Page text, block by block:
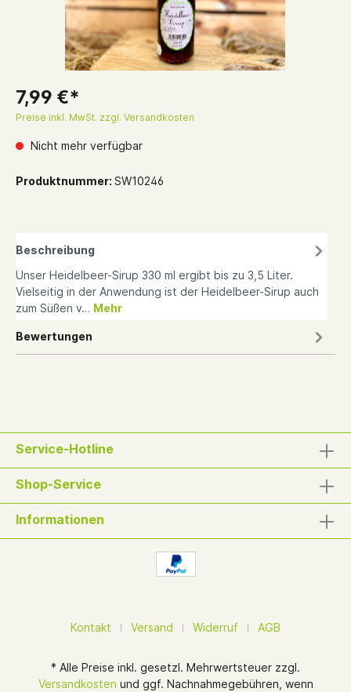
7,99 €*
Preise inkl. MwSt. zzgl. Versandkosten
Nicht mehr verfügbar
Produktnummer: SW10246
Beschreibung
Unser Heidelbeer-Sirup 330 ml ergibt bis zu 3,5 Liter.
Vielseitig in der Anwendung ist der Heidelbeer-Sirup auch
zum Süßen v… Mehr
Bewertungen
Service-Hotline
Shop-Service
Informationen
Kontakt Versand Widerruf AGB
* Alle Preise inkl. gesetzl. Mehrwertsteuer zzgl.
Versandkosten und ggf. Nachnahmegebühren, wenn